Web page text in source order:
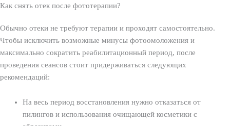
Как снять отек после фототерапии?
Обычно отеки не требуют терапии и проходят самостоятельно.
Чтобы исключить возможные минусы фотоомоложения и
максимально сократить реабилитационный период, после
проведения сеансов стоит придерживаться следующих
рекомендаций:
На весь период восстановления нужно отказаться от
пилингов и использования очищающей косметики с